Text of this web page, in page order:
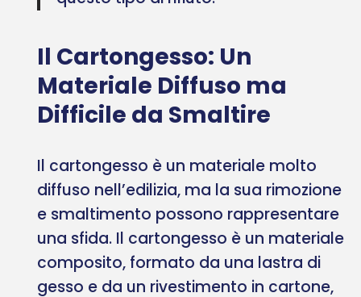
Il Cartongesso: Un
Materiale Diffuso ma
Difficile da Smaltire
Il cartongesso è un materiale molto
diffuso nell’edilizia, ma la sua rimozione
e smaltimento possono rappresentare
una sfida. Il cartongesso è un materiale
composito, formato da una lastra di
gesso e da un rivestimento in cartone,